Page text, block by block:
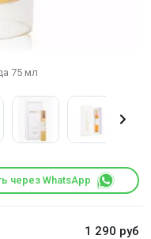
75 мл
через WhatsApp
1 290 руб